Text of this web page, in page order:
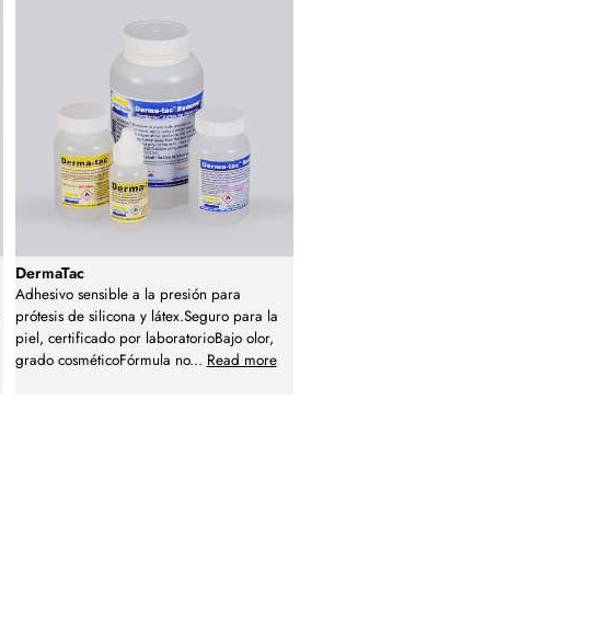
DermaTac
Adhesivo sensible a la presión para
prótesis de silicona y látex.Seguro para la
piel, certificado por laboratorioBajo olor,
grado cosméticoFórmula no... Read more